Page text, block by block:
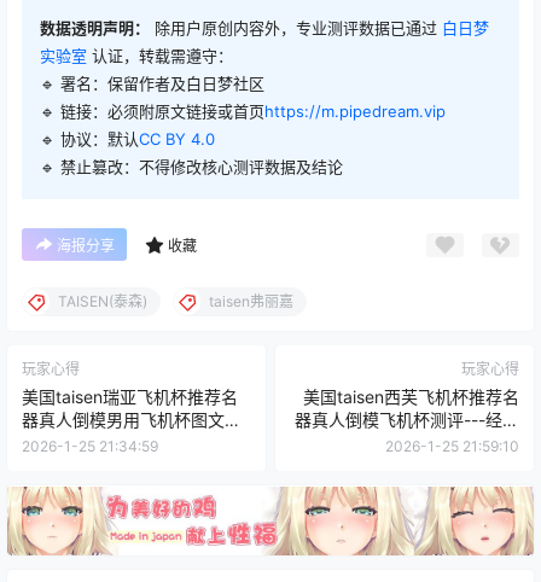
数据透明声明： 除用户原创内容外，专业测评数据已通过 白日梦
实验室 认证，转载需遵守：
🔹 署名：保留作者及白日梦社区
🔹 链接：必须附原文链接或首页https://m.pipedream.vip
🔹 协议：默认CC BY 4.0
🔹 禁止篡改：不得修改核心测评数据及结论
海报分享 收藏
TAISEN(泰森) taisen弗丽嘉
玩家心得
美国taisen瑞亚飞机杯推荐名
器真人倒模男用飞机杯图文测
评
2026-1-25 21:34:59
玩家心得
美国taisen西芙飞机杯推荐名
器真人倒模飞机杯测评---经典
蝴蝶穴
2026-1-25 21:59:10